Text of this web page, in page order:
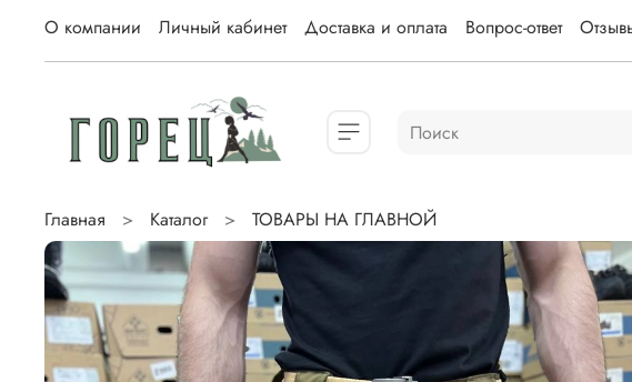
О компании Личный кабинет Доставка и оплата Вопрос-ответ
Главная Каталог
ТОВАРЫ НА ГЛАВНОЙ